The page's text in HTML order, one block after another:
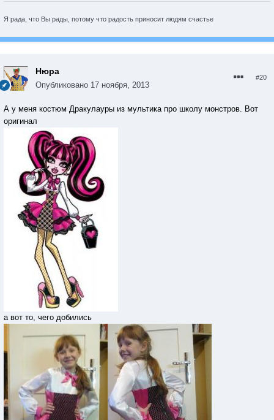
Я рада, что Вы рады, потому что радость приносит людям счастье
Нюра
Опубликовано 17 ноября, 2013
#20
А у меня костюм Дракулауры из мультика про школу монстров. Вот
оригинал
а вот то, чего добились